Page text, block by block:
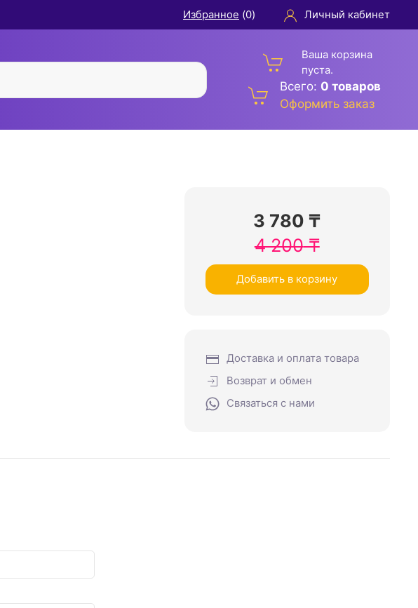
Избранное (0) Личный кабинет
Ваша корзина
пуста.
Всего: 0 товаров
Оформить заказ
3 780 ₸
4 200₸
Добавить в корзину
Доставка и оплата товара
Возврат и обмен
Связаться с нами